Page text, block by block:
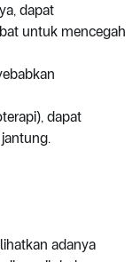
dapat
untuk mencegah
dapat
adanya